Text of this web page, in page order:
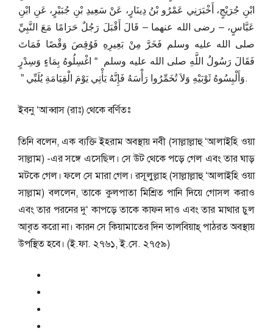
ابْنِ جُرَيْجٍ، أَخْبَرَنِي عَمْرُو بْنُ دِينَارٍ، عَنْ سَعِيدِ بْنِ جُبَيْرٍ، عَنِ ابْنِ
عَبَّاسٍ، – رضى الله عنهما – قَالَ أَقْبَلَ رَجُلٌ حَرَامًا مَعَ النَّبِيِّ
صلى الله عليه وسلم فَخَرَّ مِنْ بَعِيرِهِ فَوُقِصَ وَقْصًا فَمَاتَ
فَقَالَ رَسُولُ اللَّهِ صلى الله عليه وسلم ‏ “‏ اغْسِلُوهُ بِمَاءٍ وَسِدْرٍ
وَأَلْبِسُوهُ ثَوْبَيْهِ وَلاَ تُخَمِّرُوا رَأْسَهُ فَإِنَّهُ يَأْتِي يَوْمَ الْقِيَامَةِ يُلَبِّي ‏”‏ ‏.
ইবনু ‘আব্বাস (রাঃ) থেকে বর্ণিতঃ
তিনি বলেন, এক ব্যক্তি ইহরাম অবস্থায় নবী (সাল্লাল্লাহু ‘আলাইহি ওয়া
সাল্লাম) -এর সঙ্গে এসেছিল। সে উট থেকে পড়ে গেল এবং তার ঘাড়
মটকে গেল। ফলে সে মারা গেল। রসূলুল্লাহ (সাল্লাল্লাহু ‘আলাইহি ওয়া
সাল্লাম) বললেন, তাকে কুলপাতা মিশ্রিত পানি দিয়ে গোসল করাও
এবং তার পরনের দু‘ কাপড়ে তাকে কাফন দাও এবং তার মাথার চুল
আবৃত করো না। কারন সে কিয়ামাতের দিন তালবিয়াহ্ পাঠরত অবস্থায়
উপস্থিত হবে। (ই.ফা. ২৭৬১, ই.সে. ২৭৫৯)